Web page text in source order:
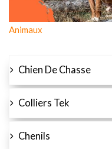
Animaux
Chien De Chasse
Colliers Tek
Chenils